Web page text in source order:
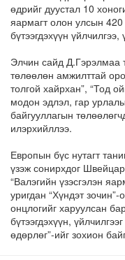
өдрийг дуустал 10
яармагт олон улсын 420
бүтээгдэхүүн
Элчин сайд Д.Гэрэлмаа
төлөөлөн амжилттай
толгой хайрхан”, “Тод
модон эдлэл, гар
байгууллагын
илэрхийллээ.
Европын бүс нутагт
үзэж сонирхдог
“Валэгийн үзэсгэлэн
уригдан “Хүндэт
онцлогийг харуулсан
бүтээгдэхүүн,
өдөрлөг”-ийг зохион